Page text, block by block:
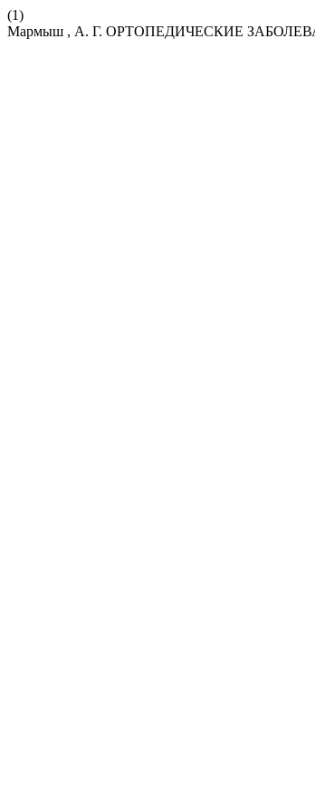
(1)
Мармыш , А. Г. ОРТОПЕДИЧЕСКИЕ